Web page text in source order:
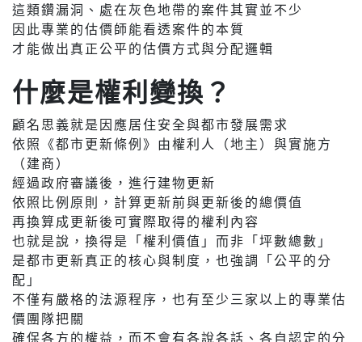
這類鑽漏洞、處在灰色地帶的案件其實並不少
因此專業的估價師能看透案件的本質
才能做出真正公平的估價方式與分配邏輯
什麼是權利變換？
顧名思義就是因應居住安全與都市發展需求
依照《都市更新條例》由權利人（地主）與實施方
（建商）
經過政府審議後，進行建物更新
依照比例原則，計算更新前與更新後的總價值
再換算成更新後可實際取得的權利內容
也就是說，換得是「權利價值」而非「坪數總數」
是都市更新真正的核心與制度，也強調「公平的分
配」
不僅有嚴格的法源程序，也有至少三家以上的專業估
價團隊把關
確保各方的權益，而不會有各說各話、各自認定的分